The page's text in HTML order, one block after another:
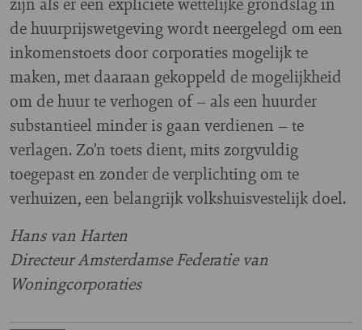
de huurprijswetgeving wordt neergelegd om een
inkomenstoets door corporaties mogelijk te
maken, met daaraan gekoppeld de mogelijkheid
om de huur te verhogen of – als een huurder
substantieel minder is gaan verdienen – te
verlagen. Zo’n toets dient, mits zorgvuldig
toegepast en zonder de verplichting om te
verhuizen, een belangrijk volkshuisvestelijk doel.
Hans van Harten
Directeur Amsterdamse Federatie van
Woningcorporaties